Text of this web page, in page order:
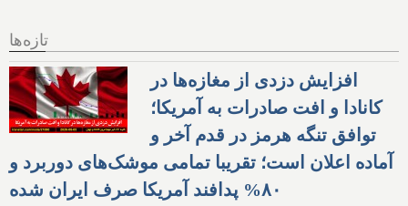
تازه‌ها
افزایش دزدی از مغازه‌ها در
کانادا و افت صادرات به آمریکا؛
توافق تنگه هرمز در قدم آخر و
آماده اعلان است؛ تقریبا تمامی موشک‌های دوربرد و
۸۰% پدافند آمریکا صرف ایران شده